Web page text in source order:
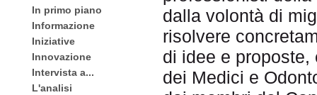
In primo piano
Informazione
Iniziative
Innovazione
Intervista a...
L'analisi
dalla volontà di
risolvere
di idee e
dei Medici e